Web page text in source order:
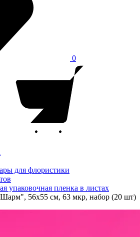
0
для флористики
упаковочная пленка в листах
56x55 см, 63 мкр, набор (20 шт)